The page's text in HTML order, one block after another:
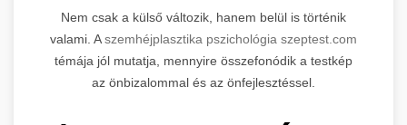
Nem csak a külső változik, hanem belül is történik
valami. Aszemhéjplasztika pszichológia szeptest.com
témája jól mutatja, mennyire összefonódik a testkép
az önbizalommal és az önfejlesztéssel.